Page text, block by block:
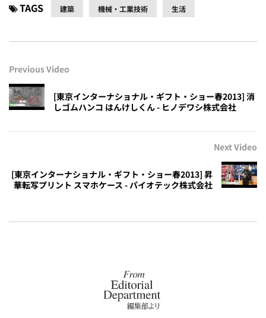
TAGS 建築 機械・工業技術 生活
Previous Video
[東京インターナショナル・ギフト・ショー春2013] 消
しゴムハンコ はんけしくん - ヒノデワシ株式会社
Next Video
[東京インターナショナル・ギフト・ショー春2013] 昇
華転写プリント スマホケース - パイオテック株式会社